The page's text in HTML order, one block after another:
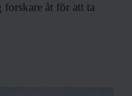
åt för att ta